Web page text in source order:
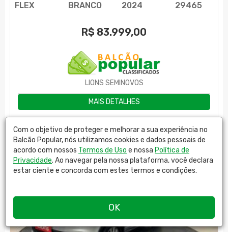
FLEX BRANCO 2024 29465
R$ 83.999,00
LIONS SEMINOVOS
MAIS DETALHES
Com o objetivo de proteger e melhorar a sua experiência no
Balcão Popular, nós utilizamos cookies e dados pessoais de
acordo com nossos Termos de Uso e nossa Política de
Privacidade. Ao navegar pela nossa plataforma, você declara
estar ciente e concorda com estes termos e condições.
OK